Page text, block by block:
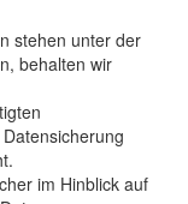
stehen unter der
behalten wir
im Hinblick auf